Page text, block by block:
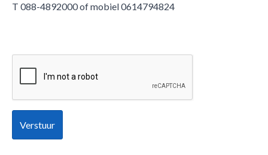
T 088-4892000 of mobiel 0614794824
Verstuur